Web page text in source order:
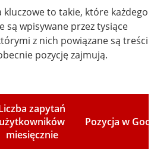
kluczowe to takie, które każdego
są wpisywane przez tysiące
z nich powiązane są treści
pozycję zajmują.
zapytań
użytkowników
miesięcznie
Pozycja w